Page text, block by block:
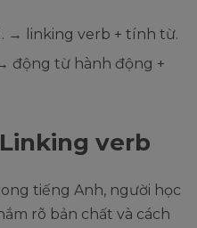
→ linking verb + tính từ.
động từ hành động +
verb
tiếng Anh, người học
rõ bản chất và cách